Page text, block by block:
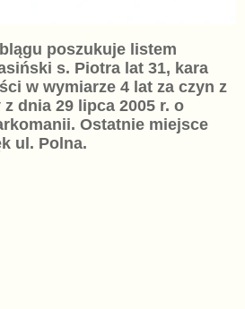
poszukuje listem
s. Piotra lat 31, kara
w wymiarze 4 lat za czyn z
dnia 29 lipca 2005 r. o
Ostatnie miejsce
ul. Polna.